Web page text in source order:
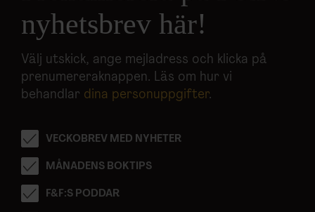
information som du har tillhandahållit eller som de har
samlat in när du har använt deras tjänster.
nyhetsbrev här!
Välj utskick, ange mejladress och klicka på
prenumereraknappen. Läs om hur vi
behandlar dina personuppgifter.
VECKOBREV MED NYHETER
MÅNADENS BOKTIPS
F&F:S PODDAR